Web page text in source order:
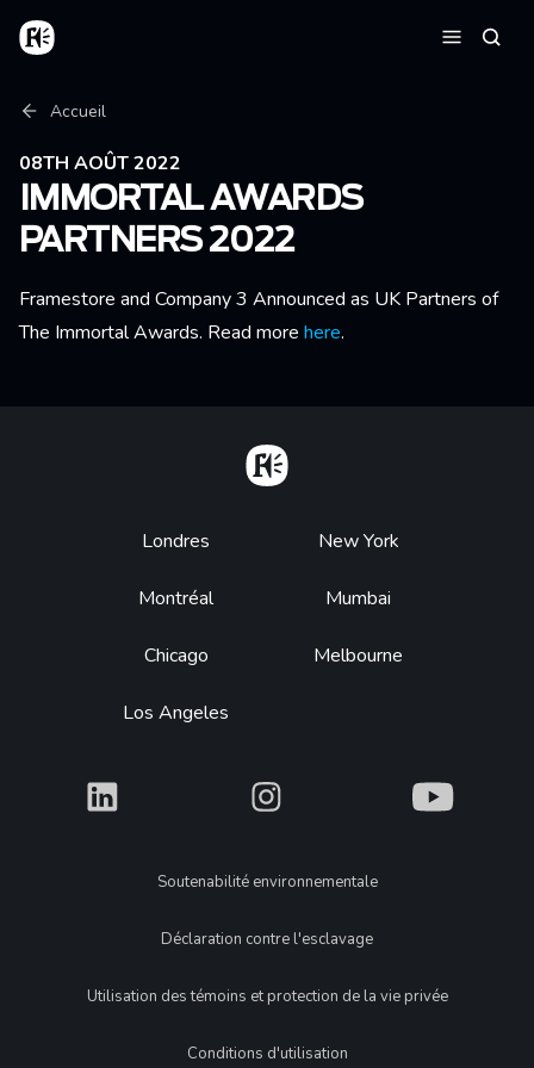
Aller au contenu principal
Accueil
Fil d'Ariane
Accueil
08TH AOÛT 2022
IMMORTAL AWARDS
PARTNERS 2022
Framestore and Company 3 Announced as UK Partners of
The Immortal Awards. Read more here.
Footer
Londres
Montréal
Chicago
Los Angeles
New York
Mumbai
Melbourne
What What What
LegalSoutenabilité environnementale
Déclaration contre l'esclavage
Utilisation des témoins et protection de la vie privée
Conditions d'utilisation